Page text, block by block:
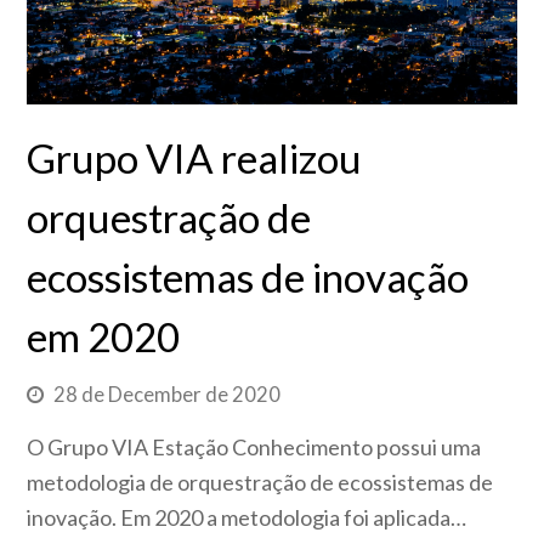
Grupo VIA realizou
orquestração de
ecossistemas de inovação
em 2020
28 de December de 2020
O Grupo VIA Estação Conhecimento possui uma
metodologia de orquestração de ecossistemas de
inovação. Em 2020 a metodologia foi aplicada…